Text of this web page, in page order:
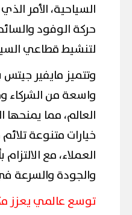
السياحية، الأمر
حركة الوفود
لتنشيط قطاعي
وتتميز مايفير جيتس
واسعة من الشركاء
العالم، مما يمنحها
خيارات متنوعة
العملاء، مع
والجودة والسرعة
توسع عالمي يعزز